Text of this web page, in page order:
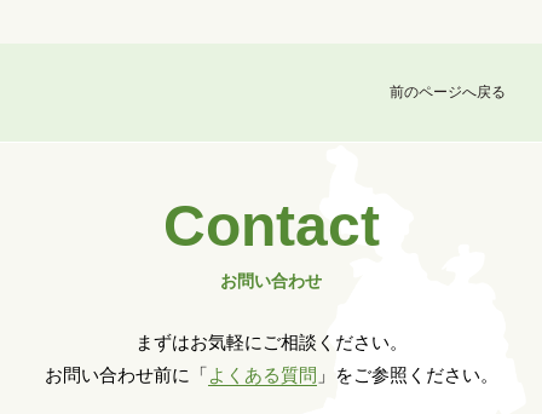
前のページへ戻る
Contact
お問い合わせ
まずはお気軽にご相談ください。
お問い合わせ前に「よくある質問 」をご参照ください。